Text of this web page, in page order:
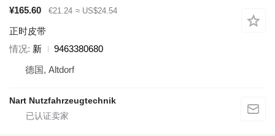
¥165.60
€21.24 ≈ US$24.54
正时皮带
情况 新
9463380680
德国, Altdorf
Nart Nutzfahrzeugtechnik